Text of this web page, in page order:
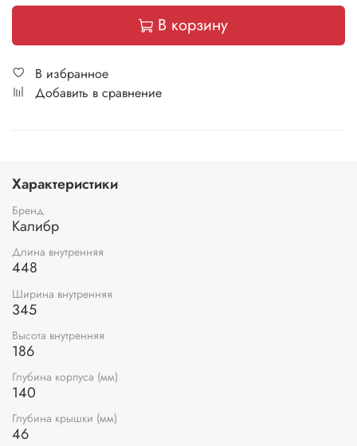
В корзину
В избранное
Добавить в сравнение
Характеристики
Бренд
Калибр
Длина внутренняя
448
Ширина внутренняя
345
Высота внутренняя
186
Глубина корпуса (мм)
140
Глубина крышки (мм)
46